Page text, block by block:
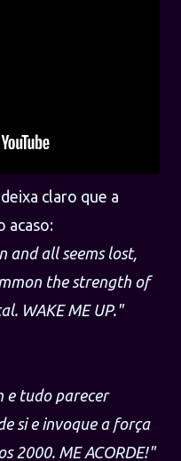
claro que a
acaso:
and all seems lost,
the strength of
WAKE ME UP."
e tudo parecer
si e invoque a força
2000. ME ACORDE!"